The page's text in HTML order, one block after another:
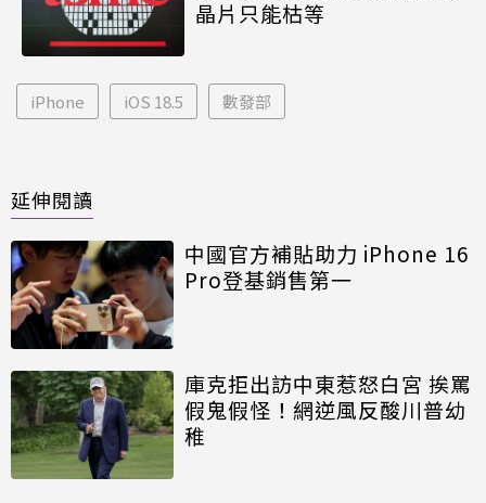
晶片只能枯等
iPhone iOS 18.5 數發部
延伸閱讀
中國官方補貼助力 iPhone 16
Pro登基銷售第一
庫克拒出訪中東惹怒白宮 挨罵
假鬼假怪！網逆風反酸川普幼
稚